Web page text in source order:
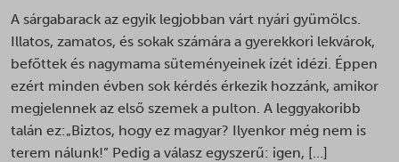
A sárgabarack az egyik legjobban várt nyári gyümölcs.
Illatos, zamatos, és sokak számára a gyerekkori lekvárok,
befőttek és nagymama süteményeinek ízét idézi. Éppen
ezért minden évben sok kérdés érkezik hozzánk, amikor
megjelennek az első szemek a pulton. A leggyakoribb
talán ez:„Biztos, hogy ez magyar? Ilyenkor még nem is
terem nálunk!” Pedig a válasz egyszerű: igen, […]
ct-ultimate-gdpr-cookie
ct-ultimate-gdpr-cookie-level
googtrans
ISCHECKURLRISK
omLastFilled
omnisendSessionID
_gac_ua-*
_gat_gtag_ua_*
_gid
_hjsessionuser_*
_shopify_s
Részletek megjelenítése
_clck
_fbc
_gac_*
Egyéb szolgáltatások
Ez a kategória minden olyan sütit, domaint és szolgáltatást
magában foglal, amelyek nem tartoznak a megadott kategóriákba,
vagy amelyeket nem kategorizáltak.
Részletek megjelenítése